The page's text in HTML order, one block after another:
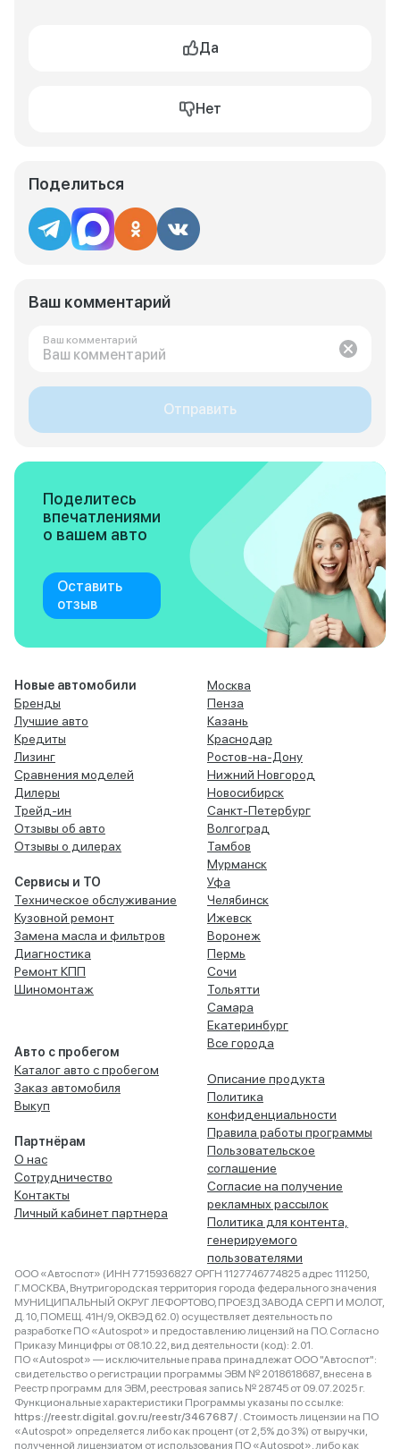
Да
Нет
Поделиться
Ваш комментарий
Ваш комментарий
Отправить
Поделитесь
впечатлениями
о вашем авто
Оставить
отзыв
Новые автомобили
Бренды
Лучшие авто
Кредиты
Лизинг
Сравнения моделей
Дилеры
Трейд-ин
Отзывы об авто
Отзывы о дилерах
Сервисы и ТО
Техническое обслуживание
Кузовной ремонт
Замена масла и фильтров
Диагностика
Ремонт КПП
Шиномонтаж
Авто с пробегом
Каталог авто с пробегом
Заказ автомобиля
Выкуп
Партнёрам
О нас
Сотрудничество
Контакты
Личный кабинет партнера
Москва
Пенза
Казань
Краснодар
Ростов-на-Дону
Нижний Новгород
Новосибирск
Санкт-Петербург
Волгоград
Тамбов
Мурманск
Уфа
Челябинск
Ижевск
Воронеж
Пермь
Сочи
Тольятти
Самара
Екатеринбург
Все города
Описание продукта
Политика
конфиденциальности
Правила работы программы
Пользовательское
соглашение
Согласие на получение
рекламных рассылок
Политика для контента,
генерируемого
пользователями
ООО «Автоспот» (ИНН 7715936827 ОРГН 1127746774825 адрес 111250,
Г.МОСКВА, Внутригородская территория города федерального значения
МУНИЦИПАЛЬНЫЙ ОКРУГ ЛЕФОРТОВО, ПРОЕЗД ЗАВОДА СЕРП И МОЛОТ,
Д. 10, ПОМЕЩ. 41Н/9, ОКВЭД 62.0) осуществляет деятельность по
разработке ПО «Autospot» и предоставлению лицензий на ПО. Согласно
Приказу Минцифры от 08.10.22, вид деятельности (код): 2.01.
ПО «Autospot» — исключительные права принадлежат ООО "Автоспот":
свидетельство о регистрации программы ЭВМ № 2018618687, внесена в
Реестр программ для ЭВМ, реестровая запись № 28745 от 09.07.2025 г.
Функциональные характеристики Программы указаны по ссылке:
https://reestr.digital.gov.ru/reestr/3467687/ . Стоимость лицензии на ПО
«Autospot» определяется либо как процент (от 2,5% до 3%) от выручки,
полученной лицензиатом от использования ПО «Autospot», либо как